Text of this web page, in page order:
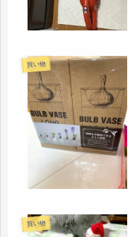
買い物
買い物